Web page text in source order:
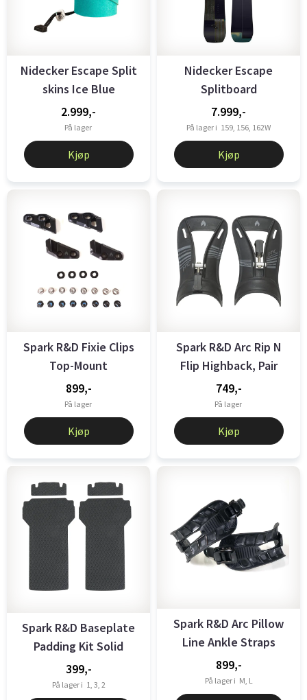
Nidecker Escape Split
skins Ice Blue
2.999,-
På lager
Kjøp
Nidecker Escape
Splitboard
7.999,-
På lager i 159, 156, 162W
Kjøp
Spark R&D Fixie Clips
Top-Mount
899,-
På lager
Kjøp
Spark R&D Arc Rip N
Flip Highback, Pair
Black
749,-
På lager
Kjøp
Spark R&D Baseplate
Padding Kit Solid
399,-
På lager i 1, 3, 2
Spark R&D Arc Pillow
Line Ankle Straps
899,-
På lager i M, L